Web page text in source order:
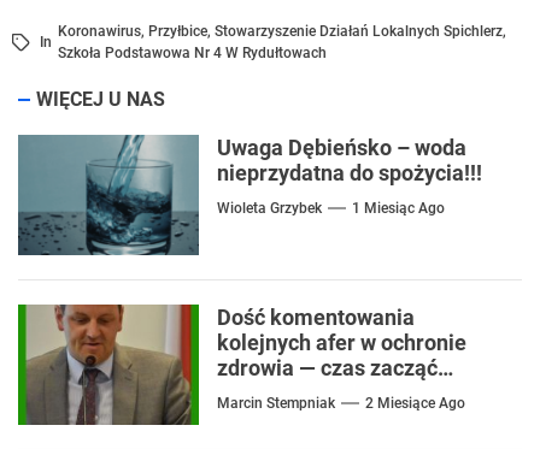
In
Koronawirus, Przyłbice, Stowarzyszenie Działań Lokalnych Spichlerz,
Szkoła Podstawowa Nr 4 W Rydułtowach
WIĘCEJ U NAS
Uwaga Dębieńsko – woda
nieprzydatna do spożycia!!!
Wioleta Grzybek 1 Miesiąc Ago
Dość komentowania
kolejnych afer w ochronie
zdrowia — czas zacząć
mówić o rozwiązaniach
Marcin Stempniak 2 Miesiące Ago